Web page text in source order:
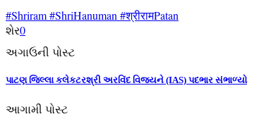
#Shriram #ShriHanuman #श्रीरामPatan
શેર0
અગાઉની પોસ્ટ
પાટણ જિલ્લા કલેકટરશ્રી અરવિંદ વિજયને (IAS) પદભાર સંભાળ્યો
આગામી પોસ્ટ